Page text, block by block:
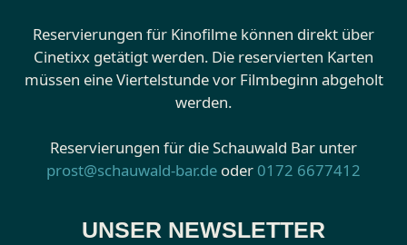
Reservierungen für Kinofilme können direkt über
Cinetixx getätigt werden. Die reservierten Karten
müssen eine Viertelstunde vor Filmbeginn abgeholt
werden.
Reservierungen für die Schauwald Bar unter
prost@schauwald-bar.de oder 0172 6677412
UNSER NEWSLETTER